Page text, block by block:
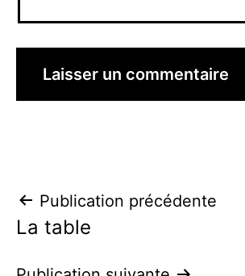
Navigation
de
Publication précédente
La table